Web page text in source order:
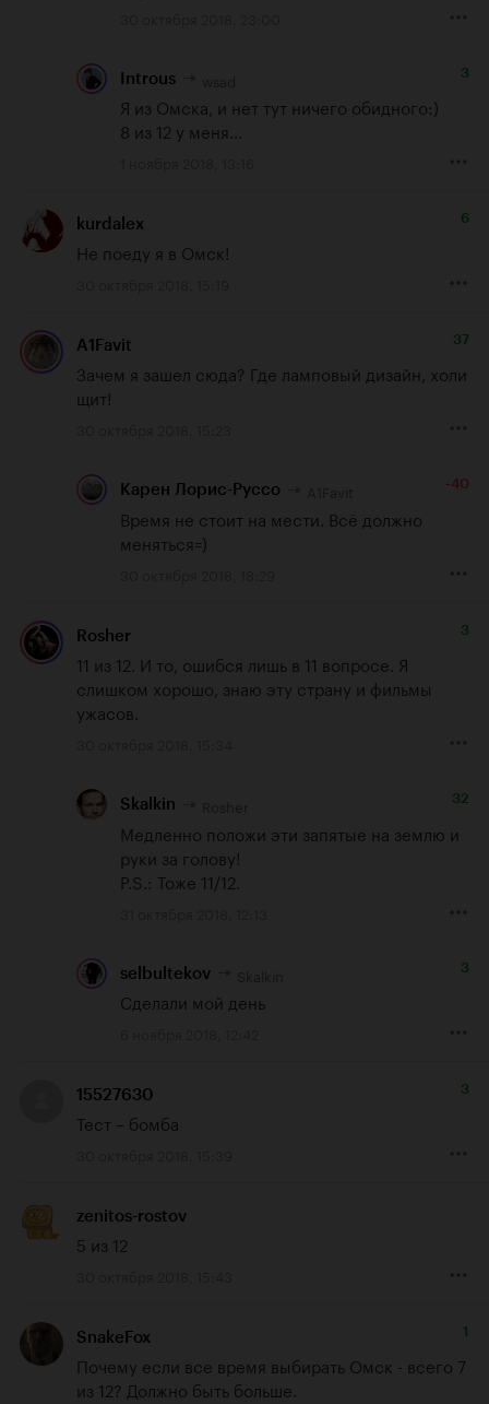
Introus 3
Я из Омска, и нет тут ничего обидного:)
8 из 12 у меня...
kurdalex 6
Не поеду я в Омск!
A1Favit 37
Зачем я зашел сюда? Где ламповый дизайн, холи
щит!
Карен Лорис-Руссо -40
Время не стоит на мести. Всё должно
меняться=)
Rosher 3
11 из 12. И то, ошибся лишь в 11 вопросе. Я
слишком хорошо, знаю эту страну и фильмы
ужасов.
Skalkin 32
Медленно положи эти запятые на землю и
руки за голову!
P.S.: Тоже 11/12.
selbultekov 3
Сделали мой день
15527630 3
Тест – бомба
zenitos-rostov
5 из 12
SnakeFox 1
Почему если все время выбирать Омск - всего 7
из 12? Должно быть больше.